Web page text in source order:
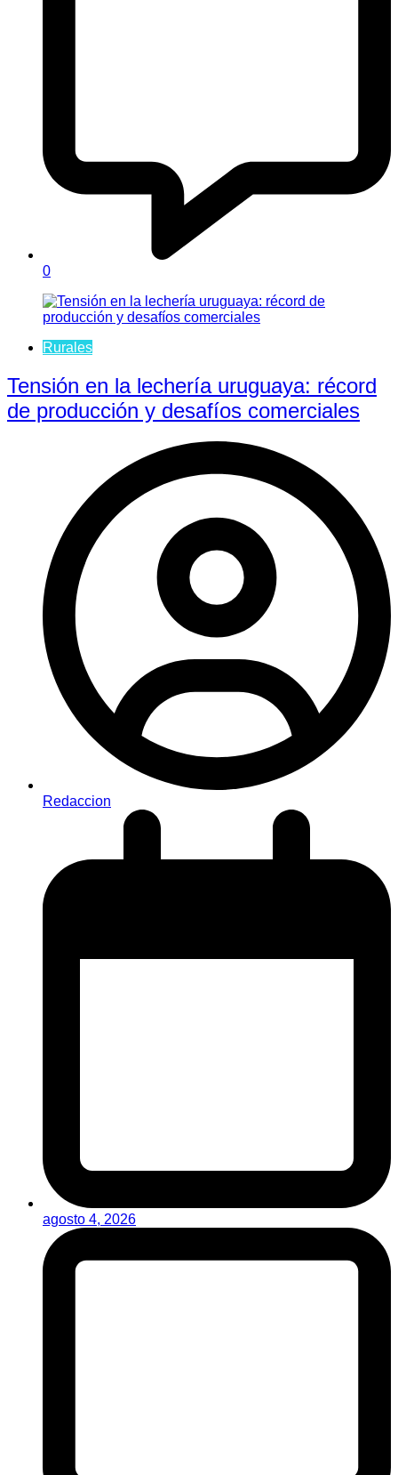
0
Rurales
Tensión en la lechería uruguaya: récord
de producción y desafíos comerciales
Redaccion
agosto 4, 2026